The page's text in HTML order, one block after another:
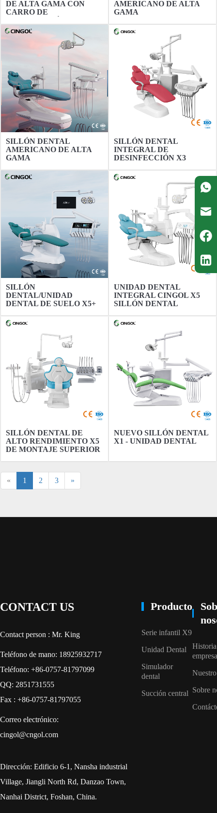
DE ALTA GAMA CON
CARRO DE
CINGOL MEDICA
AMERICANO DE ALTA
GAMA
SILLÓN DENTAL
AMERICANO DE ALTA
GAMA
SILLÓN DENTAL
INTEGRAL DE
DESINFECCIÓN X3
SILLÓN
DENTAL/UNIDAD
DENTAL DE SUELO X5+
UNIDAD DENTAL
INTEGRAL CINGOL X5
SILLÓN DENTAL
SILLÓN DENTAL DE
ALTO RENDIMIENTO X5
DE MONTAJE SUPERIOR
NUEVO SILLÓN DENTAL
X1 - UNIDAD DENTAL
« 1 2 3 »
CONTACT US
Contact person : Mr. King
Teléfono de mano: 18925932717
Teléfono: +86-0757-81797099
QQ: 2851731555
Fax : +86-0757-81797055
Correo electrónico:
cingol@cngol.com
Dirección: Edificio 6-1, Nansha industrial
Village, Jiangli North Rd, Danzao Town,
Nanhai District, Foshan, China.
Producto
Serie infantil X9
Unidad Dental
Simulador
dental
Succión central
empresa
Sobre